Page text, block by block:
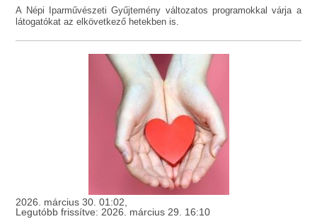
A Népi Iparművészeti Gyűjtemény változatos programokkal várja a
látogatókat az elkövetkező hetekben is.
2026. március 30. 01:02,
Legutóbb frissítve: 2026. március 29. 16:10